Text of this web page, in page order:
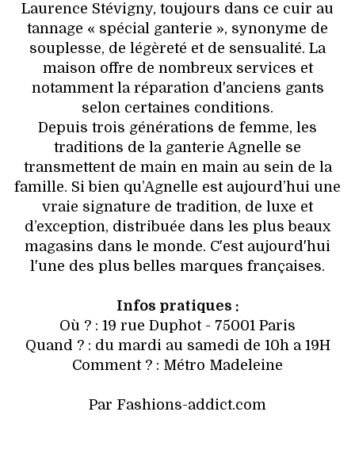
Laurence Stévigny, toujours dans ce cuir au
tannage « spécial ganterie », synonyme de
souplesse, de légèreté et de sensualité. La
maison offre de nombreux services et
notamment la réparation d'anciens gants
selon certaines conditions.
Depuis trois générations de femme, les
traditions de la ganterie Agnelle se
transmettent de main en main au sein de la
famille. Si bien qu’Agnelle est aujourd’hui une
vraie signature de tradition, de luxe et
d’exception, distribuée dans les plus beaux
magasins dans le monde. C'est aujourd'hui
l'une des plus belles marques françaises.
Infos pratiques :
Où ? : 19 rue Duphot - 75001 Paris
Quand ? : du mardi au samedi de 10h a 19H
Comment ? : Métro Madeleine
Par Fashions-addict.com